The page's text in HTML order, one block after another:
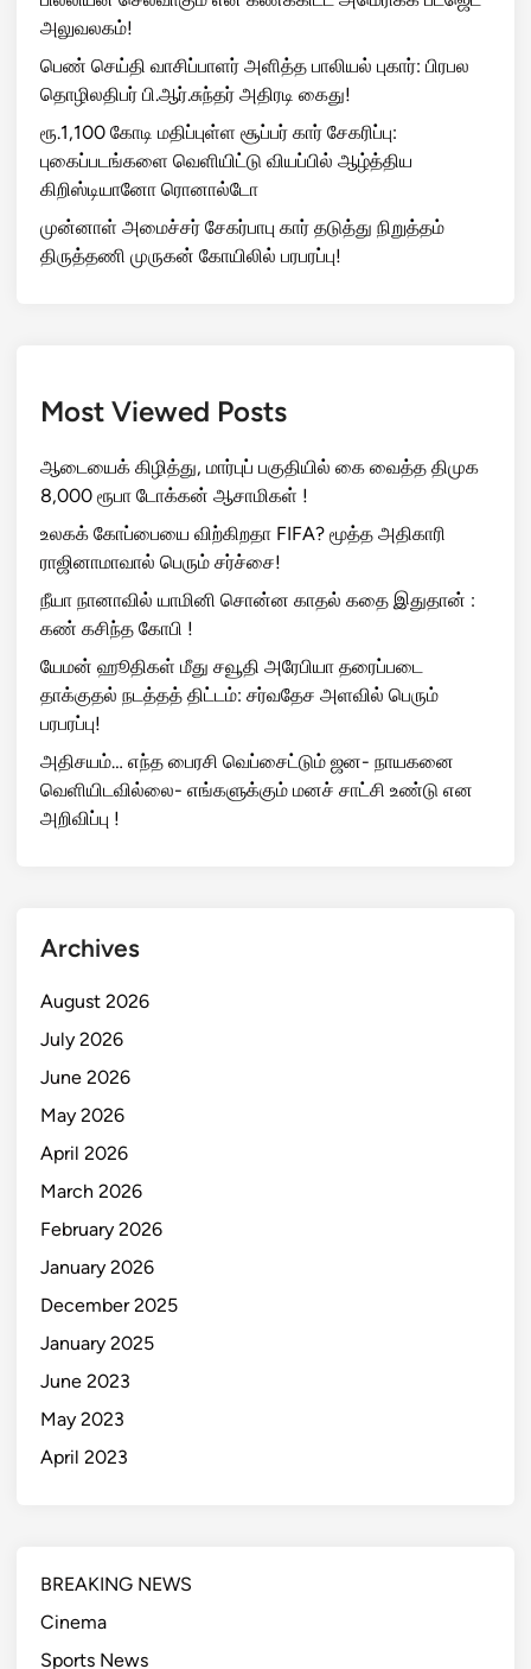
அலுவலகம்!
பெண் செய்தி வாசிப்பாளர் அளித்த பாலியல் புகார்: பிரபல
தொழிலதிபர் பி.ஆர்.சுந்தர் அதிரடி கைது!
ரூ.1,100 கோடி மதிப்புள்ள சூப்பர் கார் சேகரிப்பு:
புகைப்படங்களை வெளியிட்டு வியப்பில் ஆழ்த்திய
கிறிஸ்டியானோ ரொனால்டோ
முன்னாள் அமைச்சர் சேகர்பாபு கார் தடுத்து நிறுத்தம்
திருத்தணி முருகன் கோயிலில் பரபரப்பு!
Most Viewed Posts
ஆடையைக் கிழித்து, மார்புப் பகுதியில் கை வைத்த திமுக
8,000 ரூபா டோக்கன் ஆசாமிகள் !
உலகக் கோப்பையை விற்கிறதா FIFA? மூத்த அதிகாரி
ராஜினாமாவால் பெரும் சர்ச்சை!
நீயா நானாவில் யாமினி சொன்ன காதல் கதை இதுதான் :
கண் கசிந்த கோபி !
யேமன் ஹூதிகள் மீது சவூதி அரேபியா தரைப்படை
தாக்குதல் நடத்தத் திட்டம்: சர்வதேச அளவில் பெரும்
பரபரப்பு!
அதிசயம்… எந்த பைரசி வெப்சைட்டும் ஜன- நாயகனை
வெளியிடவில்லை- எங்களுக்கும் மனச் சாட்சி உண்டு என
அறிவிப்பு !
Archives
August 2026
July 2026
June 2026
May 2026
April 2026
March 2026
February 2026
January 2026
December 2025
January 2025
June 2023
May 2023
April 2023
BREAKING NEWS
Cinema
Sports News